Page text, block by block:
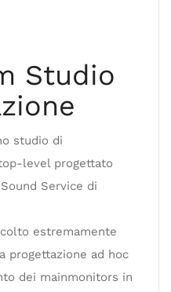
Studio
studio di
level progettato
Service di
estremamente
progettazione ad hoc
dei mainmonitors in